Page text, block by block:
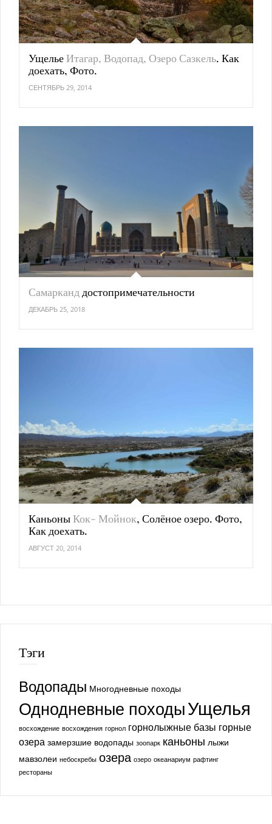
УщельеИтагар, Водопад, Озеро Сазкель. Как
доехать, Фото.
СЕНТЯБРЬ 29, 2014
Самарканддостопримечательности
ДЕКАБРЬ 25, 2018
КаньоныКок- Мойнок, Солёное озеро. Фото,
Как доехать.
АВГУСТ 20, 2014
Тэги
Водопады Многодневные походы
Однодневные походыУщелья
восхождение восхождения горнол горнолыжные базы горные
озера замерзшие водопады зоопарк каньоны лыжи
мавзолеи небоскребы озера озеро океанариум рафтинг
рестораны